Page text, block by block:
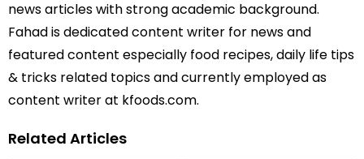
news articles with strong academic background.
Fahad is dedicated content writer for news and
featured content especially food recipes, daily life tips
& tricks related topics and currently employed as
content writer at kfoods.com.
Related Articles